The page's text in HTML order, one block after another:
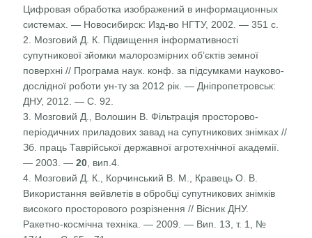
Цифровая обработка изображений в информационных
системах. — Новосибирск: Изд-во НГТУ, 2002. — 351 с.
2. Мозговий Д. К. Підвищення інформативності
супутникової зйомки малорозмірних об’єктів земної
поверхні // Програма наук. конф. за підсумками науково-
дослідної роботи ун-ту за 2012 рік. — Дніпропетровськ:
ДНУ, 2012. — С. 92.
3. Мозговий Д., Волошин В. Фільтрація просторово-
періодичних приладових завад на супутникових знімках //
Зб. праць Таврійської державної агротехнічної академії.
— 2003. —20 , вип.4.
4. Мозговий Д. К., Корчинський В. М., Кравець О. В.
Використання вейвлетів в обробці супутникових знімків
високого просторового розрізнення // Вісник ДНУ.
Ракетно-космічна техніка. — 2009. — Вип. 13, т. 1, №